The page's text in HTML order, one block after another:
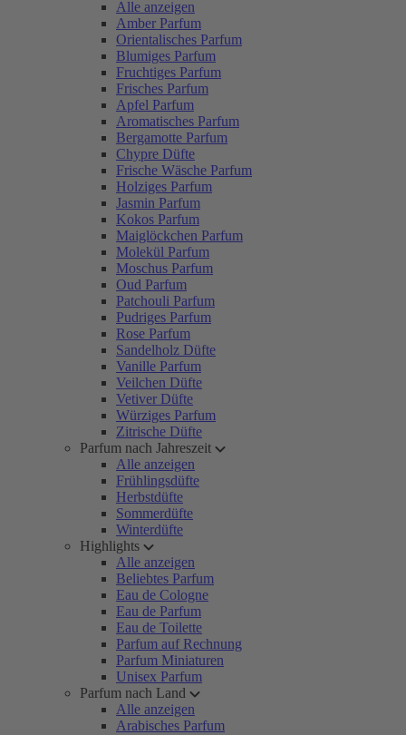
Alle anzeigen
Amber Parfum
Orientalisches Parfum
Blumiges Parfum
Fruchtiges Parfum
Frisches Parfum
Apfel Parfum
Aromatisches Parfum
Bergamotte Parfum
Chypre Düfte
Frische Wäsche Parfum
Holziges Parfum
Jasmin Parfum
Kokos Parfum
Maiglöckchen Parfum
Molekül Parfum
Moschus Parfum
Oud Parfum
Patchouli Parfum
Pudriges Parfum
Rose Parfum
Sandelholz Düfte
Vanille Parfum
Veilchen Düfte
Vetiver Düfte
Würziges Parfum
Zitrische Düfte
Parfum nach Jahreszeit
Alle anzeigen
Frühlingsdüfte
Herbstdüfte
Sommerdüfte
Winterdüfte
Highlights
Alle anzeigen
Beliebtes Parfum
Eau de Cologne
Eau de Parfum
Eau de Toilette
Parfum auf Rechnung
Parfum Miniaturen
Unisex Parfum
Parfum nach Land
Alle anzeigen
Arabisches Parfum